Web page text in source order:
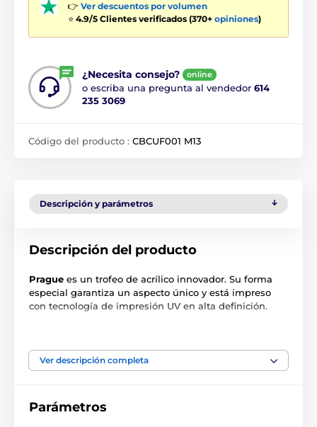
👉 Ver descuentos por volumen
⭐ 4.9/5 Clientes verificados (370+ opiniones)
¿Necesita consejo? online
o escriba una pregunta al vendedor 614
235 3069
Código del producto : CBCUF001 M13
Descripción y parámetros
Descripción del producto
Prague es un trofeo de acrílico innovador. Su forma
especial garantiza un aspecto único y está impreso
con tecnología de impresión UV en alta definición.
El producto aparece en las categorías
Trofeos de golf Nearest The Pin
Ver descripción completa
Parámetros